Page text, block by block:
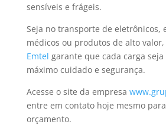
sensíveis e frágeis.
Seja no transporte de eletrônicos,
médicos ou produtos de alto
Emtel garante que cada carga
máximo cuidado e segurança.
Acesse o site da empresa
entre em contato hoje mesmo
orçamento.